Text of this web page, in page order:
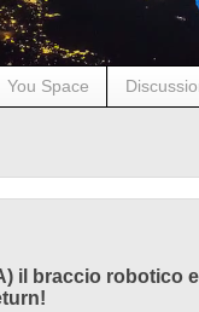
You Space
il braccio robotico